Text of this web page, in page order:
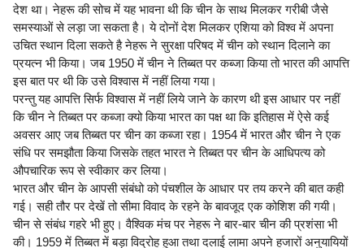
देश था। नेहरू की सोच में यह भावना थी कि चीन के साथ मिलकर गरीबी जैसे
समस्याओं से लड़ा जा सकता है। ये दोनों देश मिलकर एशिया को विश्व में अपना
उचित स्थान दिला सकते है नेहरू ने सुरक्षा परिषद में चीन को स्थान दिलाने का
प्रयत्न भी किया। जब 1950 में चीन ने तिब्बत पर कब्जा किया तो भारत की आपत्ति
इस बात पर थी कि उसे विश्वास में नहीं लिया गया।
परन्तु यह आपत्ति सिर्फ विश्वास में नहीं लिये जाने के कारण थी इस आधार पर नहीं
कि चीन ने तिब्बत पर कब्जा क्यो किया भारत का पक्ष था कि इतिहास में ऐसे कई
अवसर आए जब तिब्बत पर चीन का कब्जा रहा। 1954 में भारत और चीन ने एक
संधि पर समझौता किया जिसके तहत भारत ने तिब्बत पर चीन के आधिपत्य को
औपचारिक रूप से स्वीकार कर लिया।
भारत और चीन के आपसी संबंधो को पंचशील के आधार पर तय करने की बात कही
गई। सही तौर पर देखें तो सीमा विवाद के रहने के बावजूद एक कोशिश की गयी।
चीन से संबंध गहरे भी हुए। वैश्विक मंच पर नेहरू ने बार-बार चीन की प्रशंसा भी
की। 1959 में तिब्बत में बड़ा विद्रोह हुआ तथा दलाई लामा अपने हजारों अनुयायियों